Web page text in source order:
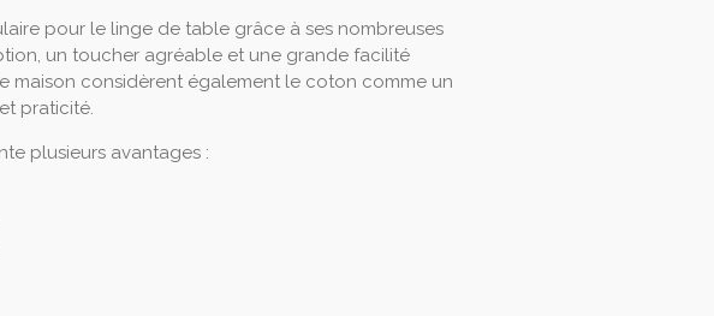
pour le linge de table grâce à ses nombreuses
un toucher agréable et une grande facilité
maison considèrent également le coton comme un
praticité.
plusieurs avantages :